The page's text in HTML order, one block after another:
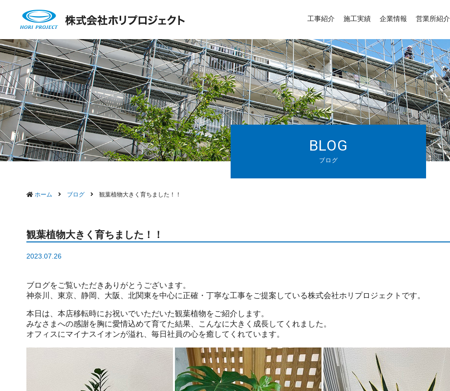
工事紹介 施工実績 企業情報 営業所紹介
BLOG
ホーム ブログ 観葉植物大きく育ちました！！
観葉植物大きく育ちました！！
2023.07.26
ブログをご覧いただきありがとうございます。
神奈川、東京、静岡、大阪、北関東を中心に正確・丁寧な工事をご提案している株式会社ホリプロジェクトです。
本日は、本店移転時にお祝いでいただいた観葉植物をご紹介します。
みなさまへの感謝を胸に愛情込めて育てた結果、こんなに大きく成長してくれました。
オフィスにマイナスイオンが溢れ、毎日社員の心を癒してくれています。